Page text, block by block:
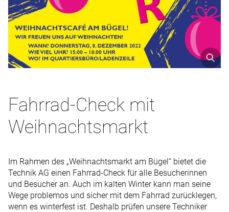
Fahrrad-Check mit
Weihnachtsmarkt
Im Rahmen des „Weihnachtsmarkt am Bügel“ bietet die
Technik AG einen Fahrrad-Check für alle Besucherinnen
und Besucher an. Auch im kalten Winter kann man seine
Wege problemos und sicher mit dem Fahrrad zurücklegen,
wenn es winterfest ist. Deshalb prüfen unsere Techniker